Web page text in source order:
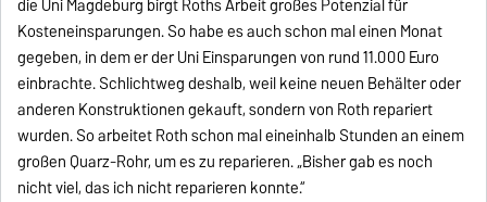
Kosteneinsparungen. So habe es auch schon mal einen Monat
gegeben, in dem er der Uni Einsparungen von rund 11.000 Euro
einbrachte. Schlichtweg deshalb, weil keine neuen Behälter oder
anderen Konstruktionen gekauft, sondern von Roth repariert
wurden. So arbeitet Roth schon mal eineinhalb Stunden an einem
großen Quarz-Rohr, um es zu reparieren. „Bisher gab es noch
nicht viel, das ich nicht reparieren konnte.“